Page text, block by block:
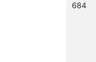
684